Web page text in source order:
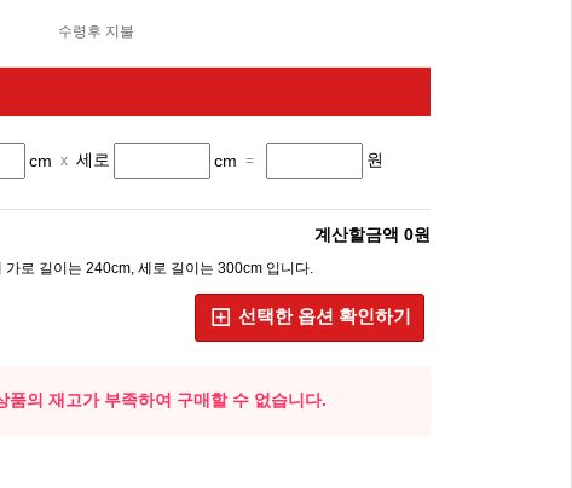
수령후 지불
cm x 세로 cm = 원
계산할금액 0원
가로 길이는 240cm, 세로 길이는 300cm 입니다.
선택한 옵션 확인하기
품의 재고가 부족하여 구매할 수 없습니다.